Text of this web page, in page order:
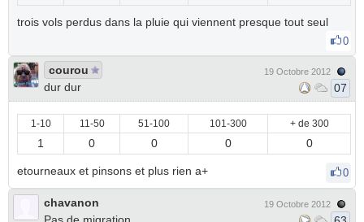
trois vols perdus dans la pluie qui viennent presque tout seul
0
courou
dur dur
19 Octobre 2012
07
1-10 11-50 51-100 101-300 + de 300
1 0 0 0 0
etourneaux et pinsons et plus rien a+ 0
chavanon
19 Octobre 2012